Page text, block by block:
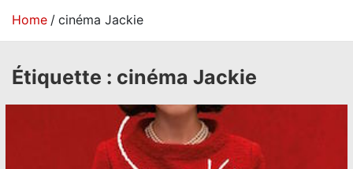
t
Home cinéma Jackie
Étiquette : cinéma Jackie